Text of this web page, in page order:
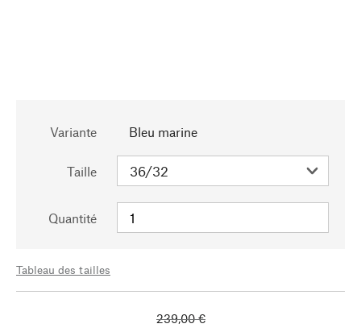
Variante Bleu marine
Taille
Quantité
Tableau des tailles
239,00 €